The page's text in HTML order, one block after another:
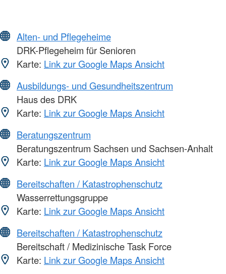
Alten- und Pflegeheime
DRK-Pflegeheim für Senioren
Karte: Link zur Google Maps Ansicht
Ausbildungs- und Gesundheitszentrum
Haus des DRK
Karte: Link zur Google Maps Ansicht
Beratungszentrum
Beratungszentrum Sachsen und Sachsen-Anhalt
Karte: Link zur Google Maps Ansicht
Bereitschaften / Katastrophenschutz
Wasserrettungsgruppe
Karte: Link zur Google Maps Ansicht
Bereitschaften / Katastrophenschutz
Bereitschaft / Medizinische Task Force
Karte: Link zur Google Maps Ansicht